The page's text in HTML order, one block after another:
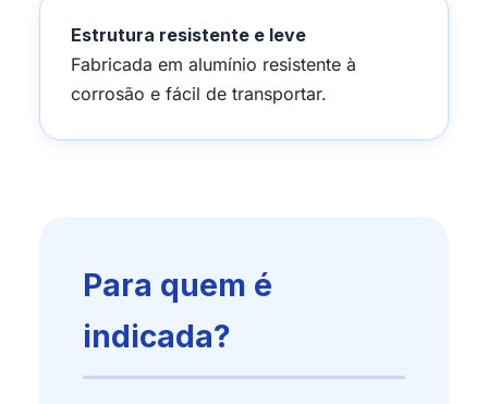
Estrutura resistente e leve
Fabricada em alumínio resistente à
corrosão e fácil de transportar.
Para quem é
indicada?